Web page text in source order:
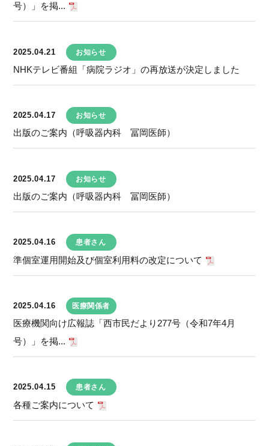
号）」を掲...
2025.04.21 お知らせ
NHKテレビ番組「病院ラジオ」の再放送が決定しました
2025.04.17 お知らせ
出版のご案内（呼吸器内科 冨岡医師）
2025.04.17 お知らせ
出版のご案内（呼吸器内科 冨岡医師）
2025.04.16 患者さん
準個室運用開始及び個室利用料の改定について
2025.04.16 医療関係者
医療機関向け広報誌「西市民だより277号（令和7年4月
号）」を掲...
2025.04.15 患者さん
各種ご案内について